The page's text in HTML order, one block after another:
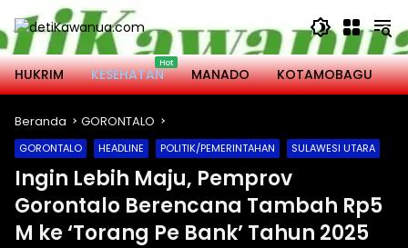
Langsung
ke
konten
HUKRIM
KESEHATAN MANADO KOTAMOBAGU
Beranda GORONTALO
GORONTALO HEADLINE POLITIK/PEMERINTAHAN SULAWESI UTARA
Ingin Lebih Maju, Pemprov
Gorontalo Berencana Tambah Rp5
M ke ‘Torang Pe Bank’ Tahun 2025